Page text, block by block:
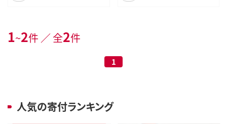
1~2件 ／ 全2件
1
人気の寄付ランキング